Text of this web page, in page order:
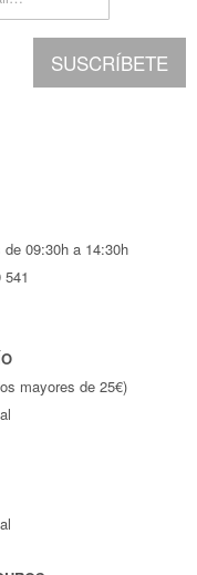
SUSCRÍBETE
09:30h a 14:30h
mayores de 25€)